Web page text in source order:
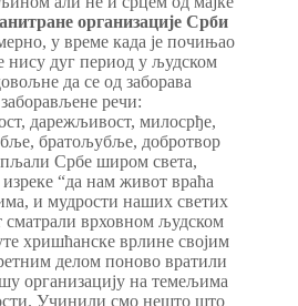
организације Срби
у време када је почињао
дуг период у људском
да се од заборава
речи:
дарежљивост, милосрђе,
братољубље, добротвор
Србе широм света,
“да нам живот враћа
и мудрости наших светих
сматрали врховном људском
хришћанске врлине својим
делом поново вратили
организацију на темељима
Учинили смо нешто што